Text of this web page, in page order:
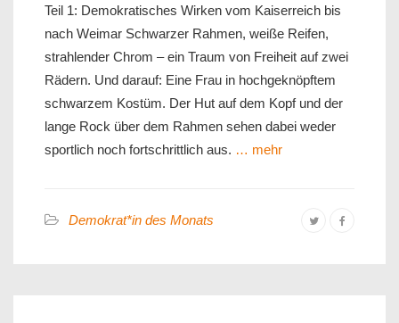
Teil 1: Demokratisches Wirken vom Kaiserreich bis
nach Weimar Schwarzer Rahmen, weiße Reifen,
strahlender Chrom – ein Traum von Freiheit auf zwei
Rädern. Und darauf: Eine Frau in hochgeknöpftem
schwarzem Kostüm. Der Hut auf dem Kopf und der
lange Rock über dem Rahmen sehen dabei weder
sportlich noch fortschrittlich aus. … mehr
Demokrat*in des Monats